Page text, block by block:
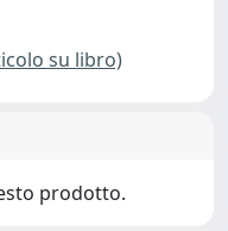
su libro)
prodotto.